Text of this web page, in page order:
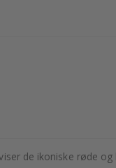
de ikoniske røde